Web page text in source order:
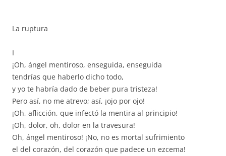
La ruptura
I
¡Oh, ángel mentiroso, enseguida, enseguida
tendrías que haberlo dicho todo,
y yo te habría dado de beber pura tristeza!
Pero así, no me atrevo; así, ¡ojo por ojo!
¡Oh, aflicción, que infectó la mentira al principio!
¡Oh, dolor, oh, dolor en la travesura!
Oh, ángel mentiroso! ¡No, no es mortal sufrimiento
el del corazón, del corazón que padece un ezcema!